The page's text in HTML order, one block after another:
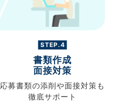
STEP.4
書類作成
面接対策
応募書類の添削や面接対策も
徹底サポート